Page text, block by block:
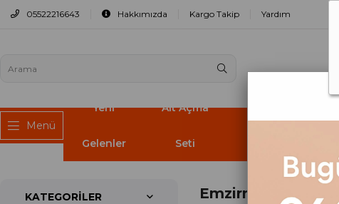
05522216643 Hakkımızda Kargo Takip Yardım
Menü
Yeni
Gelenler
Alt Açma
Seti
KATEGORILER Emzirme Önlüğü